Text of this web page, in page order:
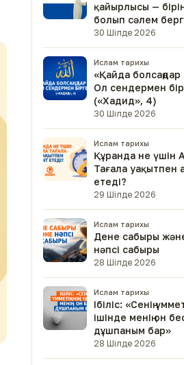
қайырлысы —
болып сәлем
30 Шілде 2026
Ислам тарихы
«Қайда болсаңдар
Ол сендермен
(«Хадид», 4)
30 Шілде 2026
Ислам тарихы
Құранда не үшін
Тағала уақытпен
етеді?
29 Шілде 2026
Ислам тарихы
Дене сабыры
нәпсі сабыры
28 Шілде 2026
Ислам тарихы
Ібіліс: «Сенің
ішінде менің он
дұшпаным бар»
28 Шілде 2026